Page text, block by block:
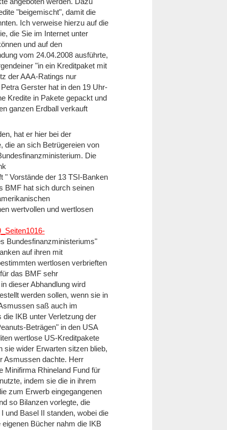
"beigemischt", damit die
Ich verweise hierzu auf die
die Sie im Internet unter
und auf den
vom 24.04.2008 ausführte,
"in ein Kreditpaket mit
der AAA-Ratings nur
Gerster hat in den 19 Uhr-
Kredite in Pakete gepackt und
ganzen Erdball verkauft
hat er hier bei der
die an sich Betrügereien von
Die
" Vorstände der 13 TSI-Banken
BMF hat sich durch seinen
wertvollen und wertlosen
Bundesfinanzministeriums"
auf ihren mit
wertlosen verbrieften
das BMF sehr
dieser Abhandlung wird
werden sollen, wenn sie in
saß auch im
IKB unter Verletzung der
Beträgen" in den USA
wertlose US-Kreditpakete
sie wider Erwarten sitzen blieb,
Asmussen dachte. Herr
Minifirma Rhineland Fund für
indem sie die in ihrem
zum Erwerb eingegangenen
so Bilanzen vorlegte, die
und Basel II standen, wobei die
Bücher nahm die IKB